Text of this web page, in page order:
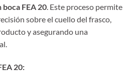
FEA 20. Este proceso permite
sobre el cuello del frasco,
y asegurando una
20: